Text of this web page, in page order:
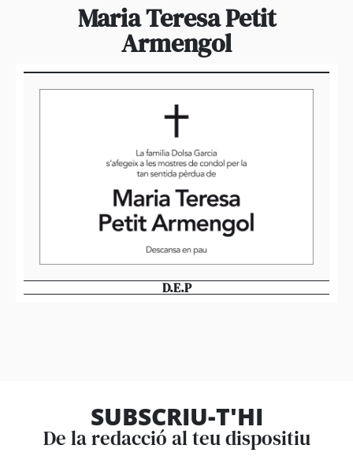
Maria Teresa Petit
Armengol
D.E.P
SUBSCRIU-T'HI
De la redacció al teu dispositiu